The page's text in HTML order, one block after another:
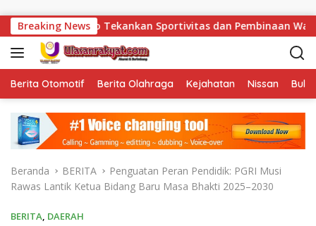
Breaking News
Tekankan Sportivitas dan Pembinaan Warga Binaan.
Berita Otomotif Berita Olahraga Kejahatan Nissan
Beranda BERITA
Penguatan Peran Pendidik: PGRI Musi
Rawas Lantik Ketua Bidang Baru Masa Bhakti 2025–2030
BERITA, DAERAH